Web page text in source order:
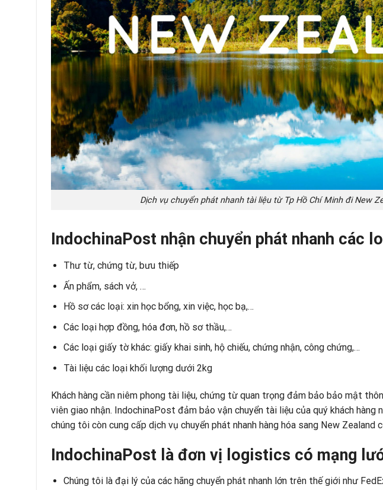
Dịch vụ chuyển phát nhanh tài liệu từ Tp Hồ Chí Minh đi New
IndochinaPost nhận chuyển phát nhanh các
Thư từ, chứng từ, bưu thiếp
Ấn phẩm, sách vở, …
Hồ sơ các loại: xin học bổng, xin việc, học bạ,…
Các loại hợp đồng, hóa đơn, hồ sơ thầu,…
Các loại giấy tờ khác: giấy khai sinh, hộ chiếu, chứng nhận, công chứng,…
Tài liệu các loại khối lượng dưới 2kg
Khách hàng cần niêm phong tài liệu, chứng từ quan trọng đảm bảo bảo mật
viên giao nhận. IndochinaPost đảm bảo vận chuyển tài liệu của quý khách hàng
chúng tôi còn cung cấp dịch vụ chuyển phát nhanh hàng hóa sang New Zealand
IndochinaPost là đơn vị logistics có mạng
Chúng tôi là đại lý của các hãng chuyển phát nhanh lớn trên thế giới như